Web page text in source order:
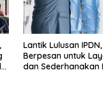
Lantik Lulusan
Berpesan untuk
dan Sederhanakan